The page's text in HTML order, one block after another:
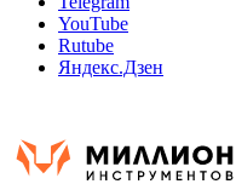
YouTube
Rutube
Яндекс.Дзен